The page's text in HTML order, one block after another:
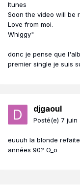
Itunes
Soon the video will be
Love from moi.
Whiggy"
donc je pense que
premier single je suis
djgaoul
Posté(e) 7 juin
euuuh la blonde
années 90? O_o